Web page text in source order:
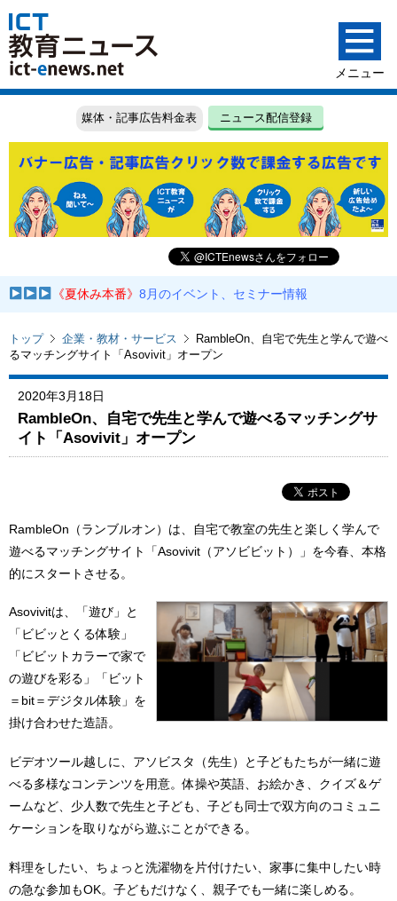
媒体・記事広告料金表 ニュース配信登録
《夏休み本番》8月のイベント、セミナー情報
トップ 企業・教材・サービス
RambleOn、自宅で先生と学んで遊べ
るマッチングサイト「Asovivit」オープン
2020年3月18日
RambleOn、自宅で先生と学んで遊べるマッチングサ
イト「Asovivit」オープン
RambleOn（ランブルオン）は、自宅で教室の先生と楽しく学んで
遊べるマッチングサイト「Asovivit（アソビビット）」を今春、本格
的にスタートさせる。
Asovivitは、「遊び」と
「ビビッとくる体験」
「ビビットカラーで家で
の遊びを彩る」「ビット
＝bit＝デジタル体験」を
掛け合わせた造語。
ビデオツール越しに、アソビスタ（先生）と子どもたちが一緒に遊
べる多様なコンテンツを用意。体操や英語、お絵かき、クイズ＆ゲ
ームなど、少人数で先生と子ども、子ども同士で双方向のコミュニ
ケーションを取りながら遊ぶことができる。
料理をしたい、ちょっと洗濯物を片付けたい、家事に集中したい時
の急な参加もOK。子どもだけなく、親子でも一緒に楽しめる。